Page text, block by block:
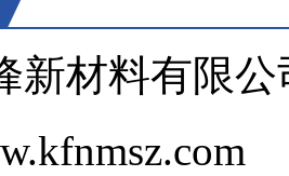
新材料有限公